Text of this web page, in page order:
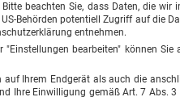
Bitte beachten Sie, dass Daten, die wir
Behörden potentiell Zugriff auf die
entnehmen.
bearbeiten" können Sie
Ihrem Endgerät als auch die
Ihre Einwilligung gemäß Art. 7 Abs. 3